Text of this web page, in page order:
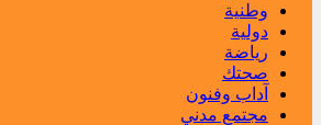
وطنية
دولية
رياضة
صحتك
آداب وفنون
مجتمع مدني